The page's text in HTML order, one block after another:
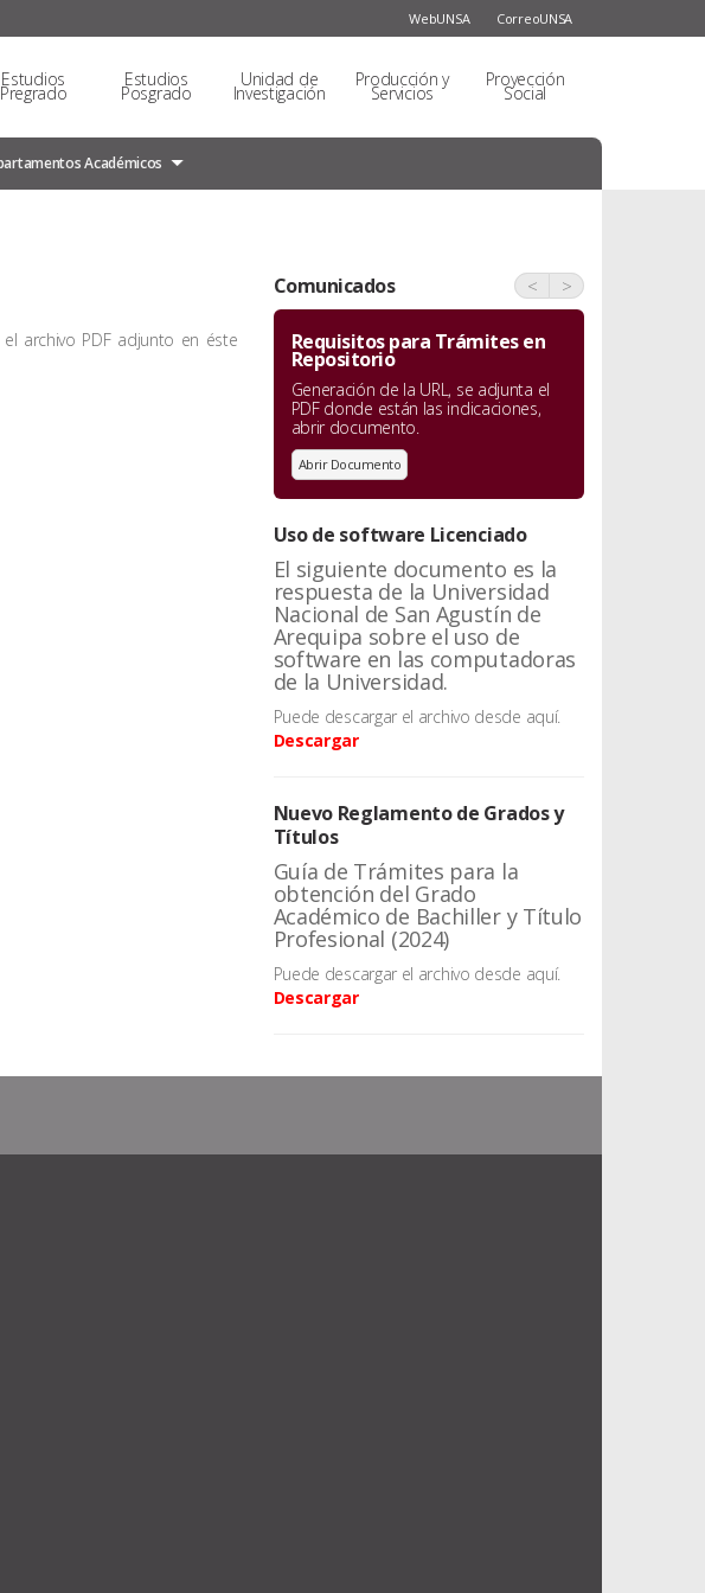
WebUNSA CorreoUNSA
Estudios
Pregrado
Estudios
Posgrado
Unidad de
Investigación
Producción y
Servicios
Proyección
Social
Académicos
archivo PDF adjunto en éste
Comunicados < >
Requisitos para Trámites en
Repositorio
Generación de la URL, se adjunta el
PDF donde están las indicaciones,
abrir documento.
Abrir Documento
Uso de software Licenciado
El siguiente documento es la
respuesta de la Universidad
Nacional de San Agustín de
Arequipa sobre el uso de
software en las computadoras
de la Universidad.
Puede descargar el archivo desde aquí.
Descargar
Nuevo Reglamento de Grados y
Títulos
Guía de Trámites para la
obtención del Grado
Académico de Bachiller y Título
Profesional (2024)
Puede descargar el archivo desde aquí.
Descargar